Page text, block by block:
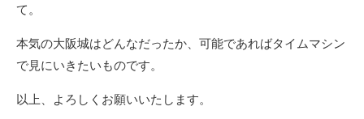
て。
本気の大阪城はどんなだったか、可能であればタイムマシン
で見にいきたいものです。
以上、よろしくお願いいたします。